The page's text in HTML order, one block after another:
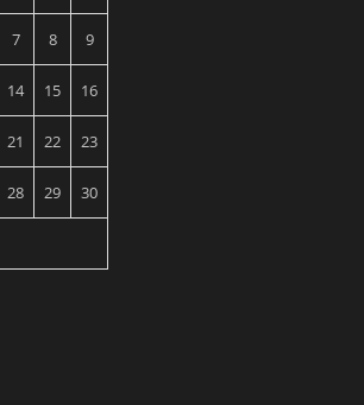
7 8 9
14 15 16
21 22 23
28 29 30